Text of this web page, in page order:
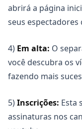
abrirá a página
seus espectadores
4) Em alta: O
você descubra os
fazendo mais
5)Inscrições: Esta
assinaturas nos